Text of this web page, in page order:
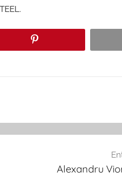
Alexandru